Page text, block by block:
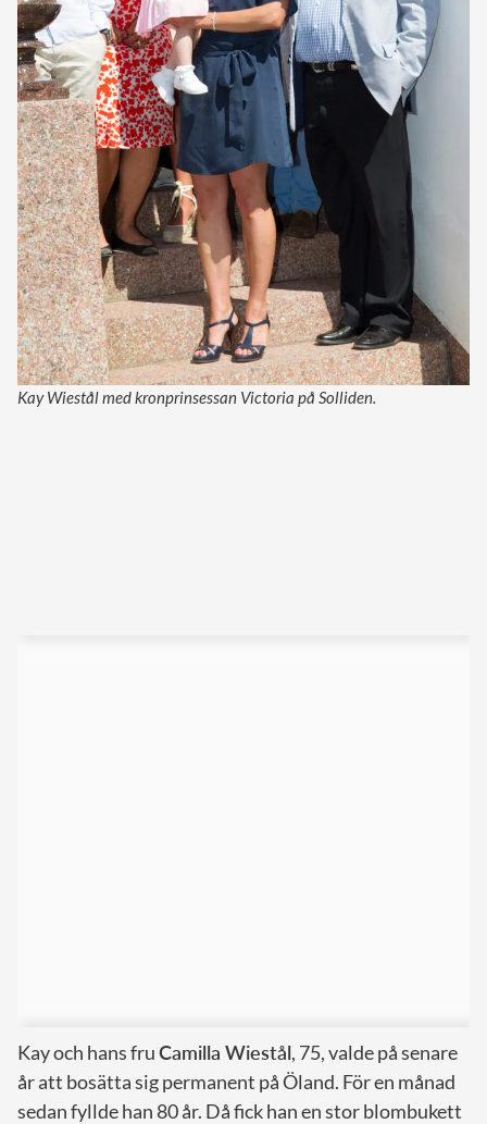
Kay Wiestål med kronprinsessan Victoria på Solliden.
Kay och hans fruCamilla Wiestål, 75, valde på senare
år att bosätta sig permanent på Öland. För en månad
sedan fyllde han 80 år. Då fick han en stor blombukett